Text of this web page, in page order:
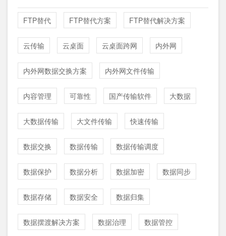
FTP替代 FTP替代方案 FTP替代解决方案
云传输 云桌面 云桌面跨网 内外网
内外网数据交换方案 内外网文件传输
内容管理 可靠性 国产传输软件 大数据
大数据传输 大文件传输 快速传输
数据交换 数据传输 数据传输调度
数据保护 数据分析 数据加密 数据同步
数据存储 数据安全 数据归集
数据摆渡解决方案 数据治理 数据管控